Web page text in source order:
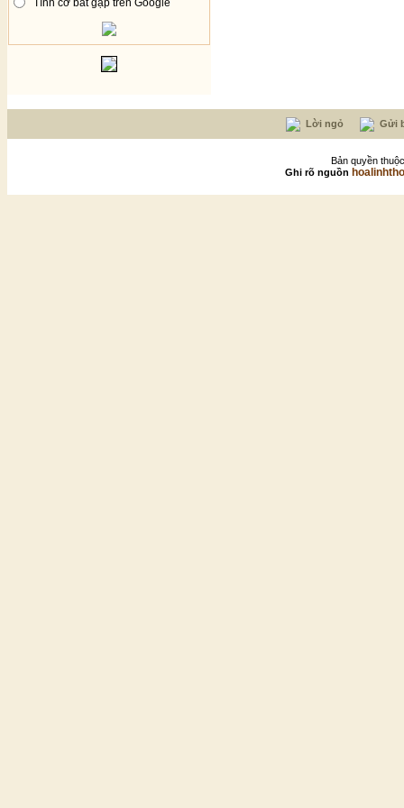
Tình cờ bắt gặp trên Google
Lời ngỏ Gửi
Bản quyền
Ghi rõ nguồn